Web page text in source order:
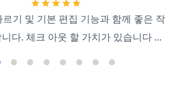
르기 및 기본 편집 기능과 함께 좋은 작
다. 체크 아웃 할 가치가 있습니다 ...